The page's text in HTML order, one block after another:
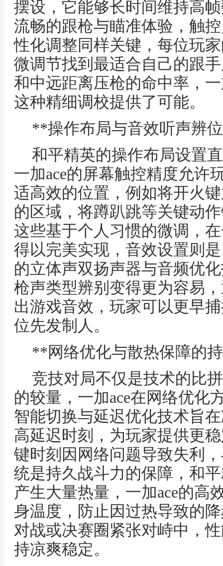
摆设，它能够长时间维持高
流畅的跟枪与瞄准体验，触
性化调整同样关键，每位玩
微调节找到最适合自己的跟
和中远距离压枪的命中率，
这种精细调校提供了可能。
**操作布局与音效听声辨
和平精英的操作布局设置
一加ace的屏幕触控精度允许
适高效的位置，例如将开火
的区域，将蹲趴跳等关键动
这些基于个人习惯的微调，
得以完美实现，音效设置则
的立体声双扬声器与音频优
枪声类型辨别变得更为容易
出游戏音效，玩家可以更早
位先发制人。
**网络优化与散热保障的
竞技对局不仅是技术的比
的较量，一加ace在网络优化
智能切换与延迟优化技术旨
高延迟时刻，为玩家提供更
键时刻因网络问题导致失利
统是持久战斗力的保障，和
产生大量热量，一加ace的高
身温度，防止因过热导致的
对战或决赛圈紧张对峙中，
持凉爽稳定。